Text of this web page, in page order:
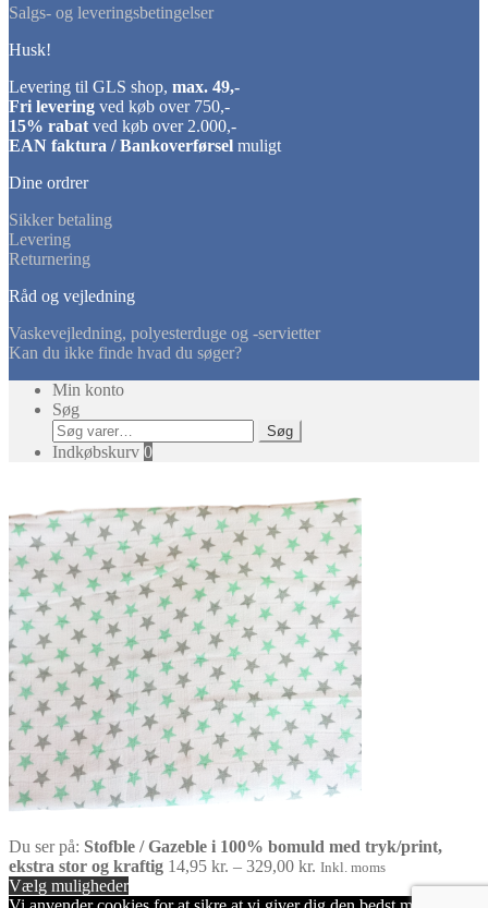
Salgs- og leveringsbetingelser
Husk!
Levering til GLS shop, max. 49,-
Fri levering ved køb over 750,-
15% rabat ved køb over 2.000,-
EAN faktura / Bankoverførsel muligt
Dine ordrer
Sikker betaling
Levering
Returnering
Råd og vejledning
Vaskevejledning, polyesterduge og -servietter
Kan du ikke finde hvad du søger?
Min konto
Søg
Søg
efter:
Søg
Indkøbskurv 0
Du ser på: Stofble / Gazeble i 100% bomuld med tryk/print,
ekstra stor og kraftig 14,95 kr. – 329,00 kr. Prisinterval:
Inkl. moms
Vælg muligheder